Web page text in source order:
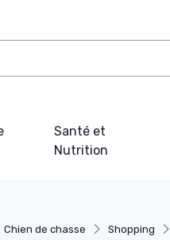
Santé et
Nutrition
Chien de chasse Shopping